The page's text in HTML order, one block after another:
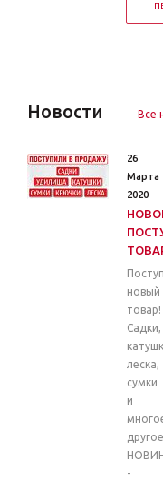
Новости Все
26
Марта
2020
новый
товар!
Садки,
леска,
сумки
и
-